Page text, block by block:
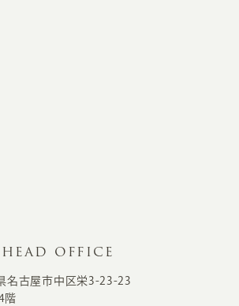
OFFICE
名古屋市中区栄3-23-23
階